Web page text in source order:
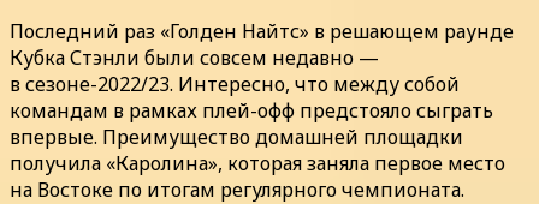
Последний раз «Голден Найтс» в решающем раунде
Кубка Стэнли были совсем недавно —
в сезоне-2022/23. Интересно, что между собой
командам в рамках плей-офф предстояло сыграть
впервые. Преимущество домашней площадки
получила «Каролина», которая заняла первое место
на Востоке по итогам регулярного чемпионата.